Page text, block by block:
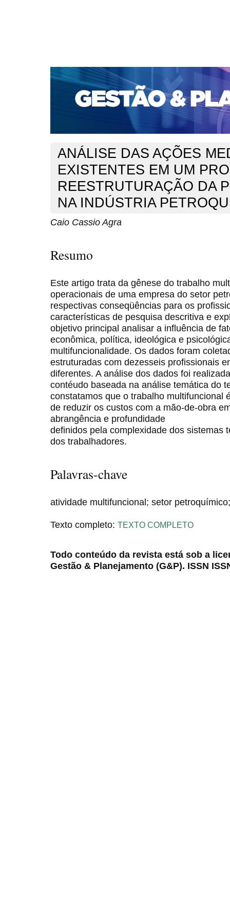
CAPA SOBRE ACESSO CADASTRO
PORTAL DE REVISTAS DA UNIFACS
SUBMISSÕES
PARA SUBMISSÃO DE ARTIGOS
TUTORIAL PARA
Capa Agra
ANÁLISE DAS AÇÕES
EXISTENTES EM UM
REESTRUTURAÇÃO DA
NA INDÚSTRIA
Caio Cassio Agra
Resumo
Este artigo trata da gênese do trabalho
operacionais de uma empresa do setor
respectivas conseqüências para os
características de pesquisa descritiva e
objetivo principal analisar a influência de
econômica, política, ideológica e
multifuncionalidade. Os dados foram
estruturadas com dezesseis profissionais
diferentes. A análise dos dados foi
contéudo baseada na análise temática do
constatamos que o trabalho multifuncional
de reduzir os custos com a mão-de-obra
abrangência e profundidade
definidos pela complexidade dos sistemas
dos trabalhadores.
Palavras-chave
atividade multifuncional; setor
Texto completo: TEXTO COMPLETO
Todo conteúdo da revista está sob a
Gestão & Planejamento (G&P). ISSN